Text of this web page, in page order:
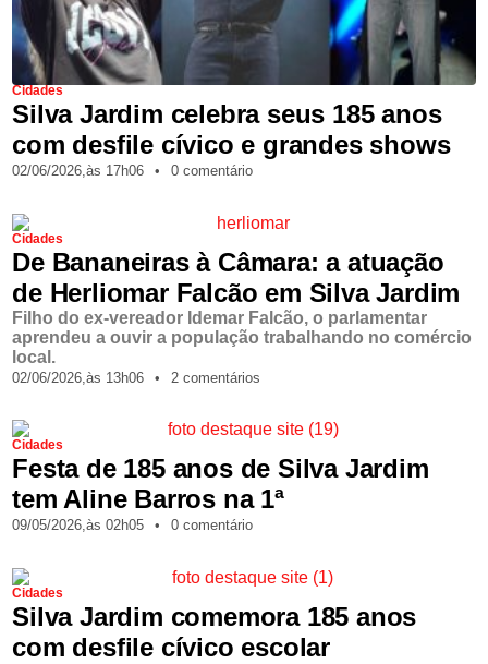
Cidades
Silva Jardim celebra seus 185 anos
com desfile cívico e grandes shows
02/06/2026,às 17h06 • 0 comentário
Cidades
De Bananeiras à Câmara: a atuação
de Herliomar Falcão em Silva Jardim
Filho do ex-vereador Idemar Falcão, o parlamentar
aprendeu a ouvir a população trabalhando no comércio
local.
02/06/2026,às 13h06 • 2 comentários
Cidades
Festa de 185 anos de Silva Jardim
tem Aline Barros na 1ª
09/05/2026,às 02h05 • 0 comentário
Cidades
Silva Jardim comemora 185 anos
com desfile cívico escolar